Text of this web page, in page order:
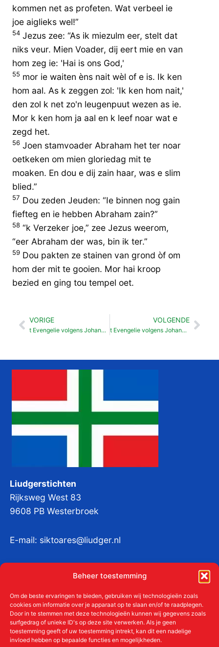
Beheer toestemming
Om de beste ervaringen te bieden, gebruiken wij technologieën zoals
cookies om informatie over je apparaat op te slaan en/of te raadplegen.
Door in te stemmen met deze technologieën kunnen wij gegevens zoals
surfgedrag of unieke ID's op deze site verwerken. Als je geen
toestemming geeft of uw toestemming intrekt, kan dit een nadelige
invloed hebben op bepaalde functies en mogelijkheden.
kommen net as profeten. Wat verbeel ie
joe aiglieks wel!”
54 Jezus zee: “As ik miezulm eer, stelt dat
niks veur. Mien Voader, dij eert mie en van
hom zeg ie: 'Hai is ons God,'
55 mor ie waiten èns nait wèl of e is. Ik ken
hom aal. As k zeggen zol: 'Ik ken hom nait,'
den zol k net zo'n leugenpuut wezen as ie.
Mor k ken hom ja aal en k leef noar wat e
zegd het.
56 Joen stamvoader Abraham het ter noar
oetkeken om mien gloriedag mit te
moaken. En dou e dij zain haar, was e slim
blied.”
57 Dou zeden Jeuden: “Ie binnen nog gain
fiefteg en ie hebben Abraham zain?”
58 “k Verzeker joe,” zee Jezus weerom,
“eer Abraham der was, bin ik ter.”
59 Dou pakten ze stainen van grond òf om
hom der mit te gooien. Mor hai kroop
bezied en ging tou tempel oet.
Vorige
VORIGE
t Evengelie volgens Johannes 07
VOLGENDE
t Evengelie volgens Johannes 09
Liudgerstichten
Rijksweg West 83
9608 PB Westerbroek
E-mail: siktoares@liudger.nl
KvKnr:41011712
Meer over de Liudgerstichten